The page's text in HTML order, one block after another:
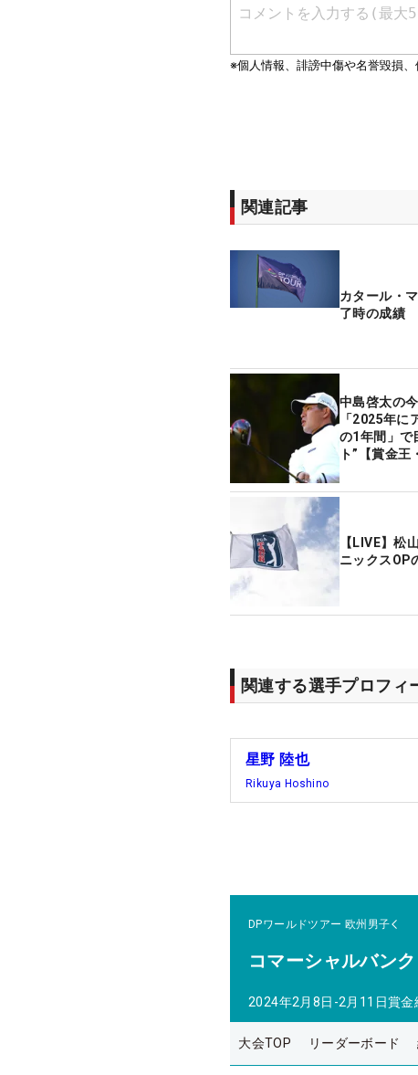
関連記事
カタール・
了時の成績
中島啓太の
「2025年に
の1年間」で
ト”【賞金王
【LIVE】
ニックスOP
関連する選手プロフィ
星野 陸也
Rikuya Hoshino
DPワールドツアー 欧州男子
コマーシャルバン
2024年2月8日-2月11日賞金
大会TOP リーダーボード